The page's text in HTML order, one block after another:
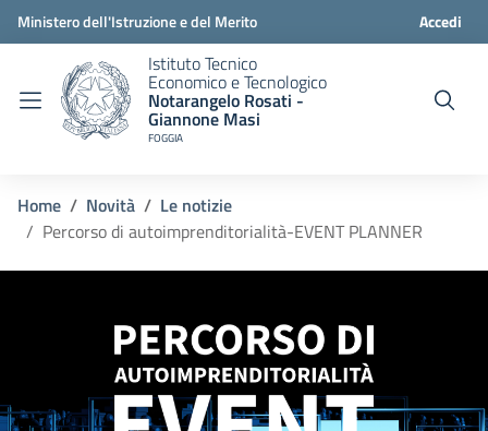
Ministero dell'Istruzione e del Merito Accedi
Istituto Tecnico
Economico e Tecnologico
Notarangelo Rosati -
Giannone Masi
FOGGIA
Home Novità
Le notizie
Percorso di autoimprenditorialità-EVENT PLANNER